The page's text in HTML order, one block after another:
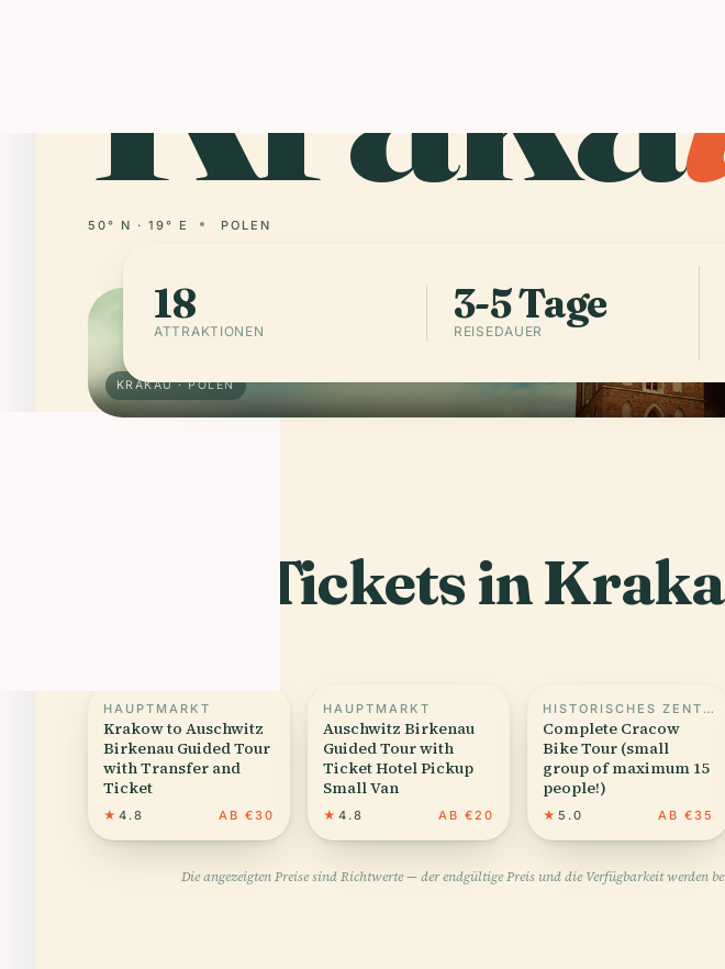
Kraka
50° N · 19° E POLEN
KRAKAU · POLEN
18
ATTRAKTIONEN
3-5 Tage
REISEDAUER
Top-Tickets in
HAUPTMARKT
Krakow to Auschwitz
Birkenau Guided Tour
with Transfer and
Ticket
★ 4.8 AB €30
HAUPTMARKT
Auschwitz Birkenau
Guided Tour with
Ticket Hotel Pickup
Small Van
★ 4.8 AB €20
HISTORISCHES ZENTRUM VON KRAKAU
Complete Cracow
Bike Tour (small
group of maximum 15
people!)
★ 5.0 AB €35
Die angezeigten Preise sind Richtwerte — der endgültige Preis und die Verfügbarkeit